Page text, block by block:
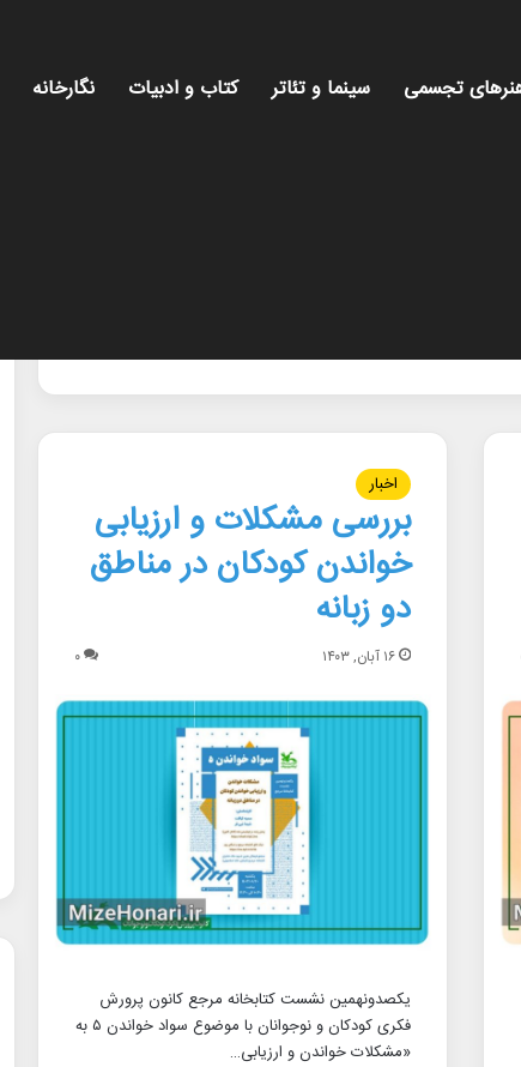
تجسمی سینما و تئاتر کتاب و ادبیات نگارخانه
اخبار
بررسی مشکلات و ارزیابی
خواندن کودکان در مناطق
دو زبانه
۱۶ آبان, ۱۴۰۳ ۰
یکصدونهمین نشست کتابخانه مرجع کانون پرورش
فکری کودکان و نوجوانان با موضوع سواد خواندن ۵ به
«مشکلات خواندن و ارزیابی…